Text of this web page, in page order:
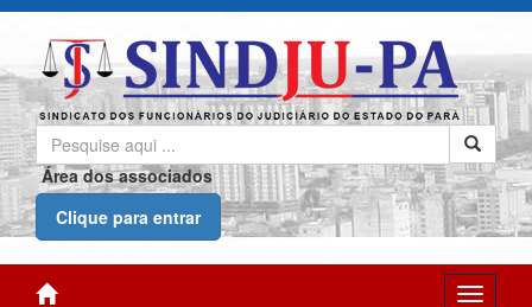
Área dos associados
Clique para entrar